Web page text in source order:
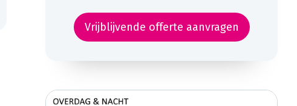
Vrijblijvende offerte aanvragen